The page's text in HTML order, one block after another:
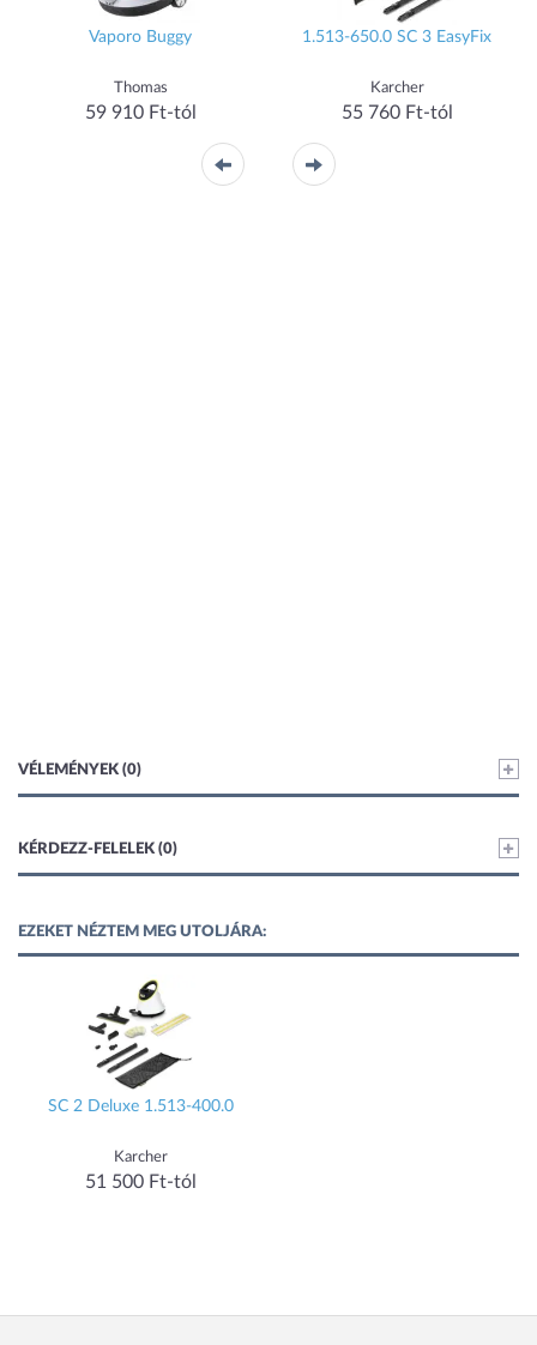
Vaporo Buggy
Thomas
59 910 Ft-tól
1.513-650.0 SC 3 EasyFix
Karcher
55 760 Ft-tól
VÉLEMÉNYEK (0)
KÉRDEZZ-FELELEK (0)
EZEKET NÉZTEM MEG UTOLJÁRA:
SC 2 Deluxe 1.513-400.0
Karcher
51 500 Ft-tól